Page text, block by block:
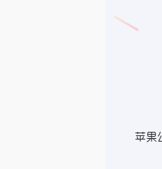
苹果